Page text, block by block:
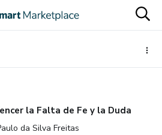
la Falta de Fe y la Duda
da Silva Freitas